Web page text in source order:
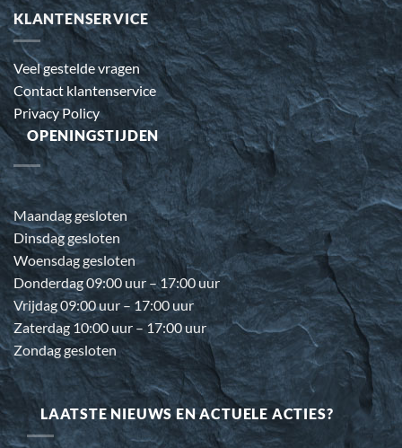
KLANTENSERVICE
Veel gestelde vragen
Contact klantenservice
Privacy Policy
OPENINGSTIJDEN
Maandag gesloten
Dinsdag gesloten
Woensdag gesloten
Donderdag 09:00 uur – 17:00 uur
Vrijdag 09:00 uur – 17:00 uur
Zaterdag 10:00 uur – 17:00 uur
Zondag gesloten
LAATSTE NIEUWS EN ACTUELE ACTIES?